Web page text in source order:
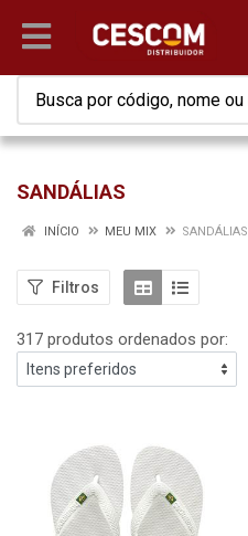
SANDÁLIAS
INÍCIO MEU MIX SANDÁLIAS
Filtros
317 produtos ordenados por: